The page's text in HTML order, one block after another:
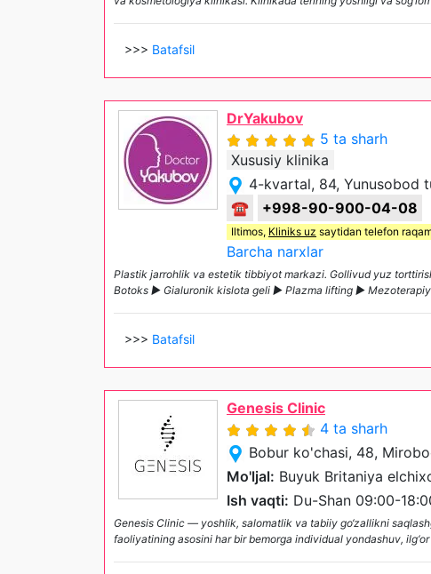
>>> Batafsil
DrYakubov
5 ta sharh
Xususiy klinika
4-kvartal, 84, Yunusobod
☎
+998-90-900-04-08
Iltimos, Kliniks uz saytidan telefon
Barcha narxlar
Plastik jarrohlik va estetik tibbiyot markazi. Gollivud yuz
Botoks ► Gialuronik kislota geli ► Plazma lifting ►
>>> Batafsil
Genesis Clinic
4 ta sharh
Bobur ko'chasi, 48,
Mo'ljal: Buyuk Britaniya
Ish vaqti: Du-Shan 09:00-
Genesis Clinic — yoshlik, salomatlik va tabiiy go‘zallikni
faoliyatining asosini har bir bemorga individual yondashuv,